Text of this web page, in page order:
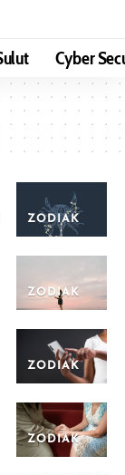
Cyber
ZODIAK
ZODIAK
ZODIAK
ZODIAK